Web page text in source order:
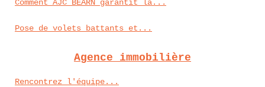
Comment AJC BEARN garantit la...
Pose de volets battants et...
Agence immobilière
Rencontrez l'équipe...